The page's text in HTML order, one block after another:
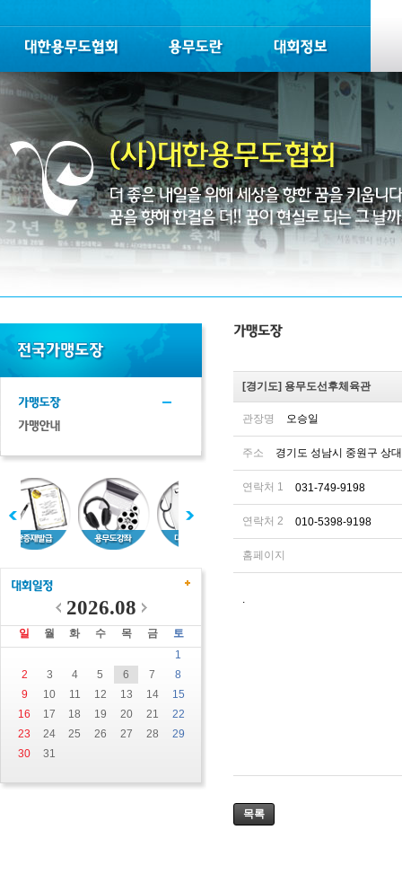
2026.08
일 월 화 수 목 금
토
1
2
3 4 5 6 7
8
9
10 11 12 13 14
15
16
17 18 19 20 21
22
23
24 25 26 27 28
29
30
31
[경기도] 용무도선후체육관
관장명 오승일
주소 경기도 성남시 중원구 상
연락처 1 031-749-9198
연락처 2 010-5398-9198
홈페이지
.
목록